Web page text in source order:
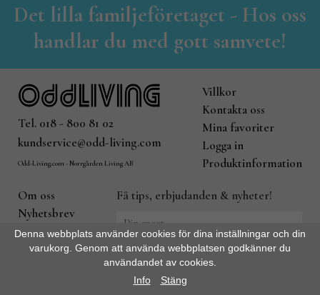
Det lilla familjeföretaget - Hos oss
handlar du med gott samvete!
Tel. 018 - 800 81 02
kundservice@odd-living.com
Odd-Living.com - Norrgården Living AB
Villkor
Kontakta oss
Mina favoriter
Logga in
Produktinformation
Om oss
Nyhetsbrev
Om cookies
Integritetspolicy
Få tips, erbjudanden & nyheter!
De uppgifter du matar in kommer
endast användas till våra
nyhetsbrev.
Denna webbplats använder cookies för dina inställningar och din
varukorg. Genom att använda webbplatsen godkänner du
användandet av cookies.
Info
Stäng